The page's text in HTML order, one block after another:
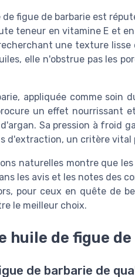
figue de barbarie est
teneur en vitamine E et
une texture lisse
elle n'obstrue pas les
appliquée comme soin
un effet nourrissant
Sa pression à froid
d'extraction, un critère
naturelles montre que
les avis et les notes des
pour ceux en quête de
le meilleur choix.
huile de figue
de barbarie de